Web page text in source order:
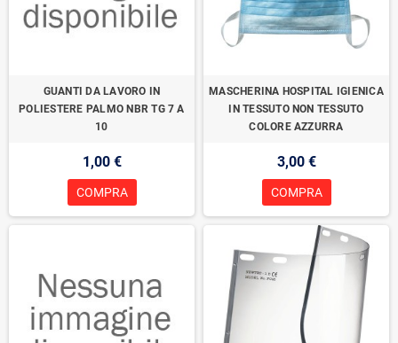
GUANTI DA LAVORO IN
POLIESTERE PALMO NBR TG 7 A
10
1,00 €
COMPRA
MASCHERINA HOSPITAL IGIENICA
IN TESSUTO NON TESSUTO
COLORE AZZURRA
3,00 €
COMPRA